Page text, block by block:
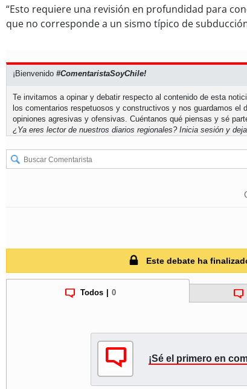
“Esto requiere una revisión en profundidad para
que no corresponde a un sismo típico de
¡Bienvenido #ComentaristaSoyChile!
Te invitamos a opinar y debatir respecto al contenido de esta
los comentarios respetuosos y constructivos y nos guardamos el
opiniones agresivas y ofensivas. Cuéntanos qué piensas y sé
¿Ya eres lector de nuestros diarios regionales? Inicia sesión y
Este debate ha
Todos 0
¡Sé el primero en